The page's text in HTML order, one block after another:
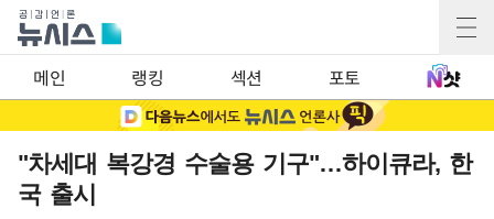
메인 랭킹 섹션 포토
"차세대 복강경 수술용 기구"…하이큐라, 한
국 출시